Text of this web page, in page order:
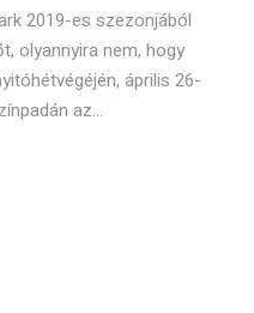
2019-es szezonjából
olyannyira nem, hogy
április 26-
az...